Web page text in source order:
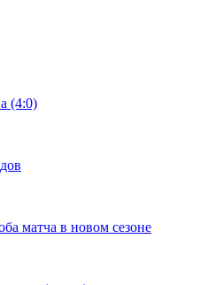
(4:0)
матча в новом сезоне